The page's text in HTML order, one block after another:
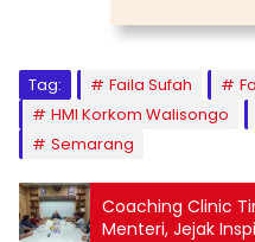
Tag: Faila Sufah
HMI Korkom Walisongo
Semarang
Coaching Clinic
Menteri, Jejak